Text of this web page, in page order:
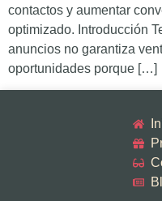
contactos y aumentar
optimizado. Introducción
anuncios no garantiza
oportunidades porque […]